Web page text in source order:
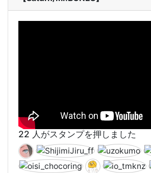
22 人がスタンプを押しました